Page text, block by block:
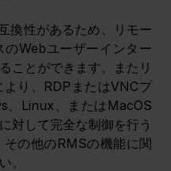
換性があるため、リモー
のWebユーザーインター
ことができます。またリ
り、RDPまたはVNCプ
、Linux、またはMacOS
対して完全な制御を行う
の他のRMSの機能に関
。